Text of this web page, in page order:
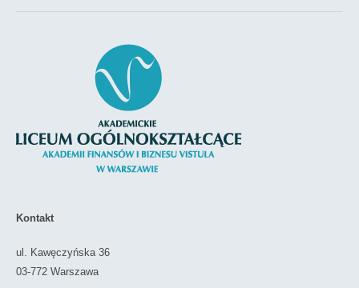
Kontakt
ul. Kawęczyńska 36
03-772 Warszawa